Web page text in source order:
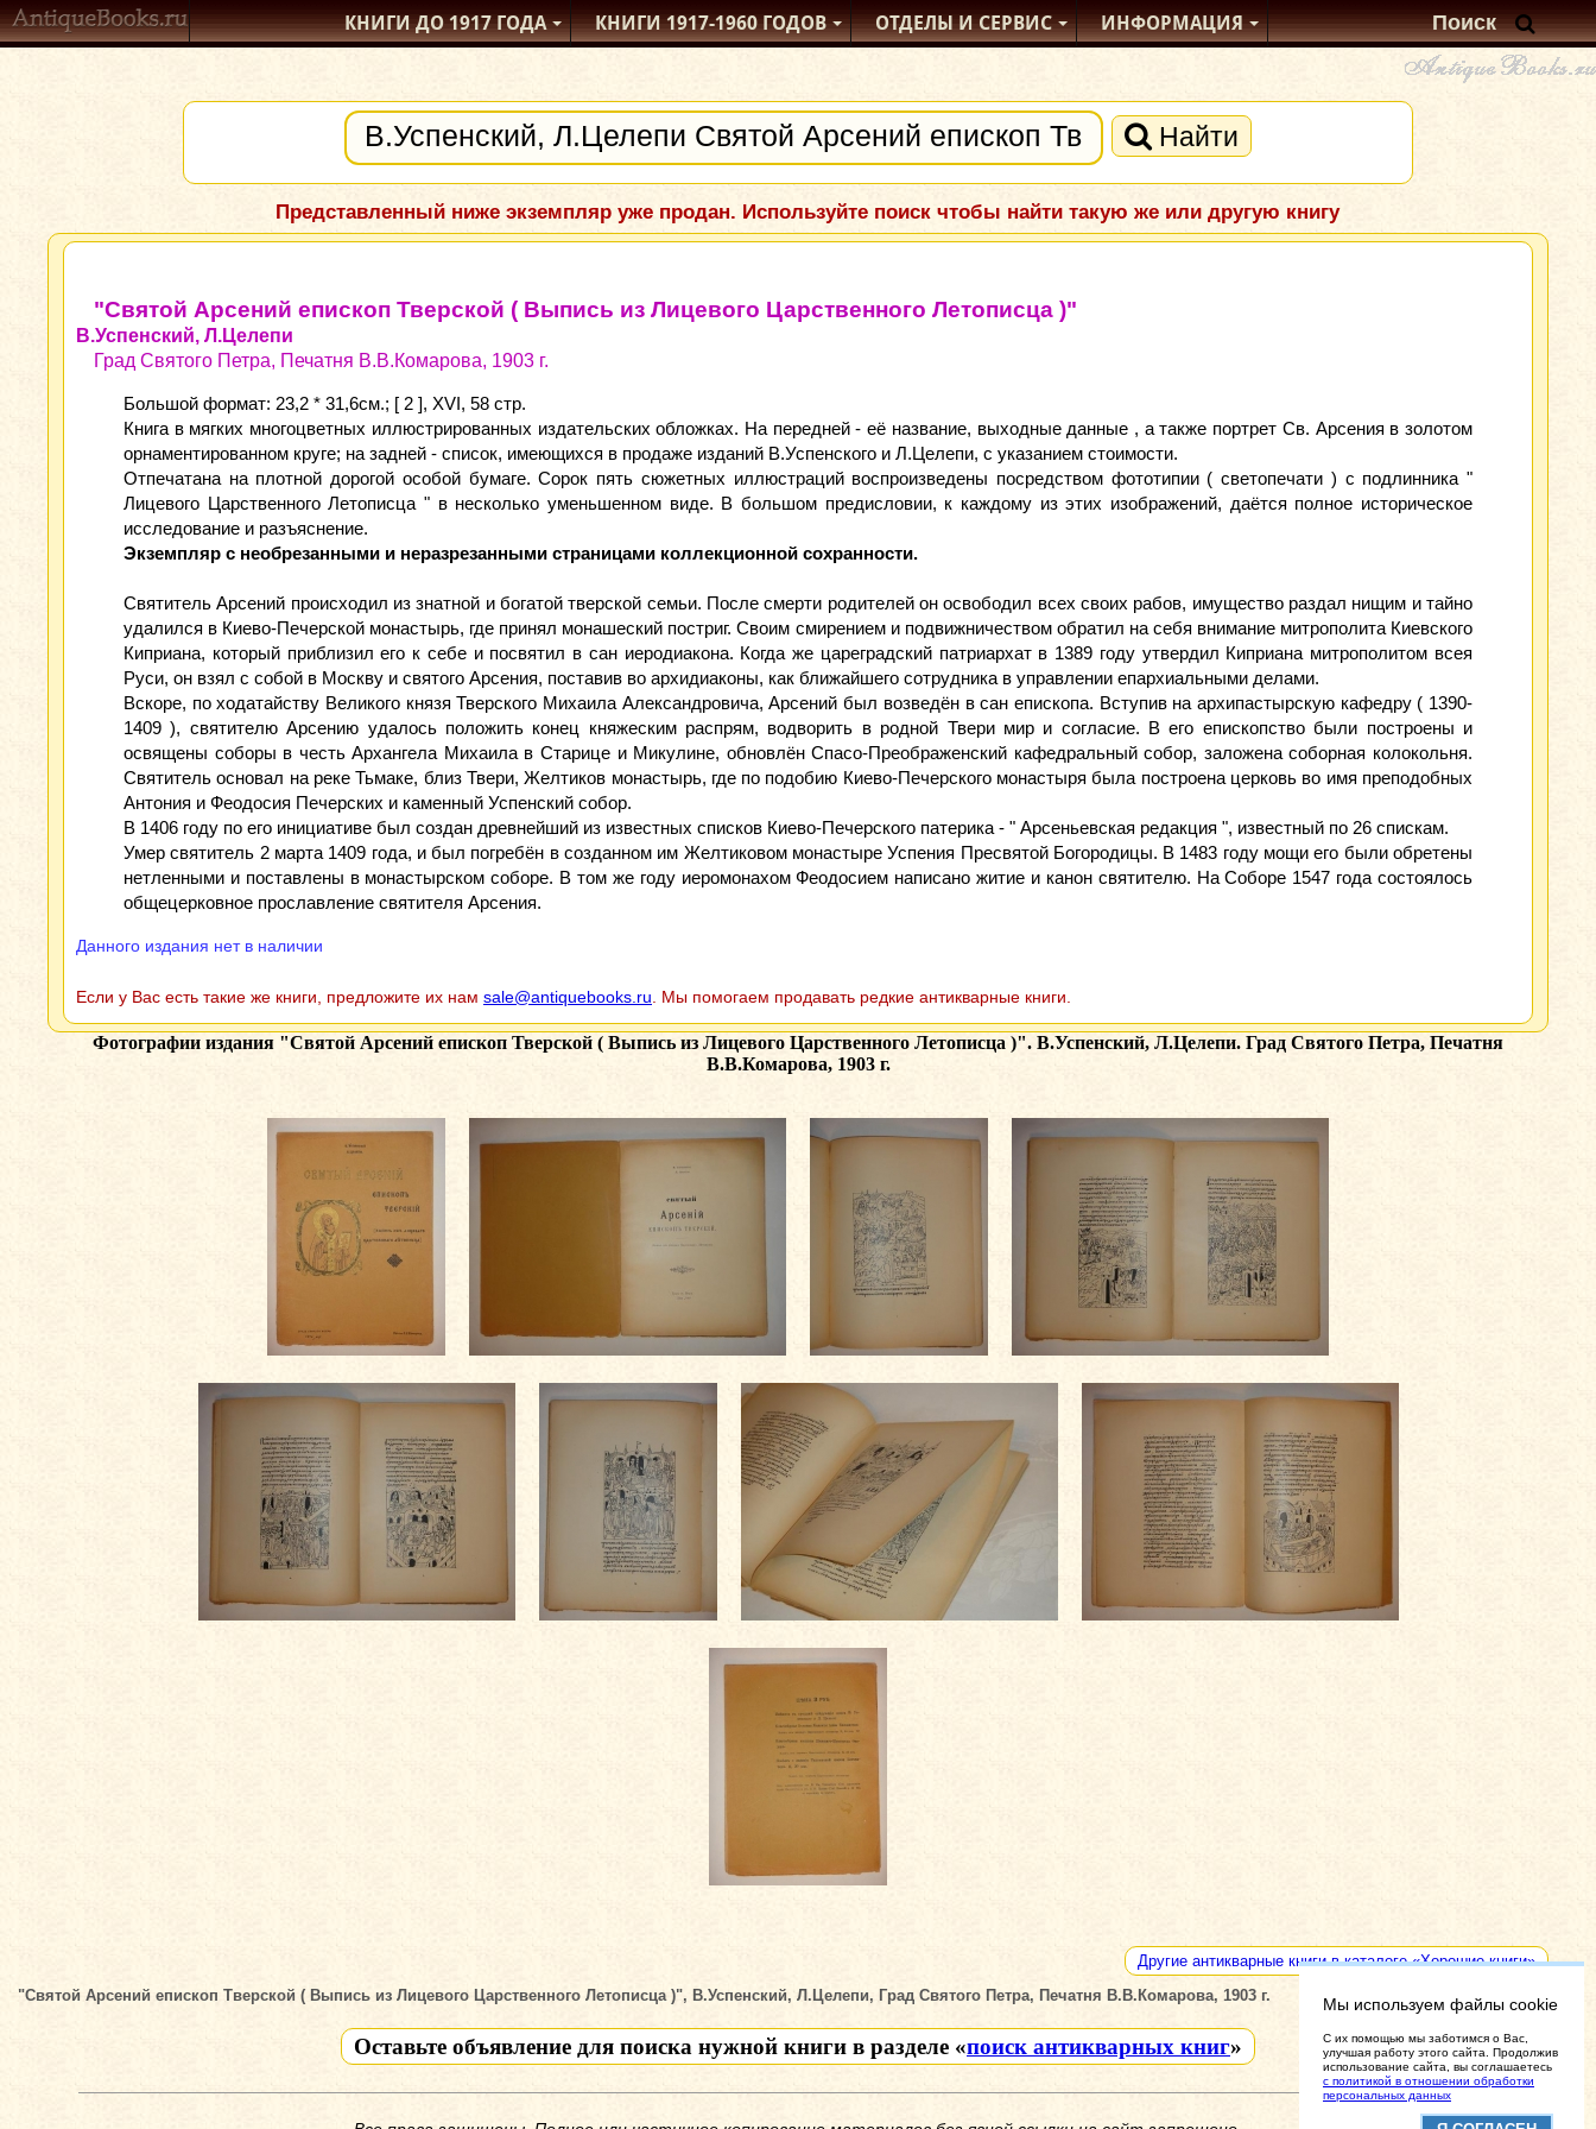
КНИГИ ДО 1917ГОДА КНИГИ1917-1960ГОДОВ ОТДЕЛЫИ СЕРВИС ИНФОРМАЦИЯ
Найти
Представленный ниже экземпляр уже продан. Используйте поиск чтобы найти такую же или другую книгу
"Святой Арсений епископ Тверской ( Выпись из Лицевого Царственного Летописца )"
В.Успенский, Л.Целепи
Град Святого Петра, Печатня В.В.Комарова, 1903 г.
Большой формат: 23,2 * 31,6см.; [ 2 ], XVI, 58 стр.
Книга в мягких многоцветных иллюстрированных издательских обложках. На передней - её название, выходные данные , а также портрет Св. Арсения в золотом
орнаментированном круге; на задней - список, имеющихся в продаже изданий В.Успенского и Л.Целепи, с указанием стоимости.
Отпечатана на плотной дорогой особой бумаге. Сорок пять сюжетных иллюстраций воспроизведены посредством фототипии ( светопечати ) с подлинника "
Лицевого Царственного Летописца " в несколько уменьшенном виде. В большом предисловии, к каждому из этих изображений, даётся полное историческое
исследование и разъяснение.
Экземпляр с необрезанными и неразрезанными страницами коллекционной сохранности.
Святитель Арсений происходил из знатной и богатой тверской семьи. После смерти родителей он освободил всех своих рабов, имущество раздал нищим и тайно
удалился в Киево-Печерской монастырь, где принял монашеский постриг. Своим смирением и подвижничеством обратил на себя внимание митрополита Киевского
Киприана, который приблизил его к себе и посвятил в сан иеродиакона. Когда же цареградский патриархат в 1389 году утвердил Киприана митрополитом всея
Руси, он взял с собой в Москву и святого Арсения, поставив во архидиаконы, как ближайшего сотрудника в управлении епархиальными делами.
Вскоре, по ходатайству Великого князя Тверского Михаила Александровича, Арсений был возведён в сан епископа. Вступив на архипастырскую кафедру ( 1390-
1409 ), святителю Арсению удалось положить конец княжеским распрям, водворить в родной Твери мир и согласие. В его епископство были построены и
освящены соборы в честь Архангела Михаила в Старице и Микулине, обновлён Спасо-Преображенский кафедральный собор, заложена соборная колокольня.
Святитель основал на реке Тьмаке, близ Твери, Желтиков монастырь, где по подобию Киево-Печерского монастыря была построена церковь во имя преподобных
Антония и Феодосия Печерских и каменный Успенский собор.
В 1406 году по его инициативе был создан древнейший из известных списков Киево-Печерского патерика - " Арсеньевская редакция ", известный по 26 спискам.
Умер святитель 2 марта 1409 года, и был погребён в созданном им Желтиковом монастыре Успения Пресвятой Богородицы. В 1483 году мощи его были обретены
нетленными и поставлены в монастырском соборе. В том же году иеромонахом Феодосием написано житие и канон святителю. На Соборе 1547 года состоялось
общецерковное прославление святителя Арсения.
Данного издания нет в наличии
Если у Вас есть такие же книги, предложите их нам sale@antiquebooks.ru . Мы помогаем продавать редкие антикварные книги.
Фотографии издания "Святой Арсений епископ Тверской ( Выпись из Лицевого Царственного Летописца )". В.Успенский, Л.Целепи. Град Святого Петра, Печатня
В.В.Комарова, 1903 г.
Другие антикварные книги в каталоге «Хорошие книги»
"Святой Арсений епископ Тверской ( Выпись из Лицевого Царственного Летописца )", В.Успенский, Л.Целепи, Град Святого Петра, Печатня В.В.Комарова, 1903 г.
Оставьте объявление для поиска нужной книги в разделе «поиск антикварных книг»
Мы используем файлы cookie
C их помощью мы заботимся о Вас,
улучшая работу этого сайта. Продолжив
использование сайта, вы соглашаетесь
с политикой в отношении обработки
персональных данных